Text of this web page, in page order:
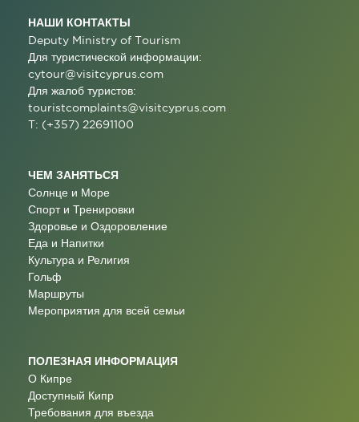
НАШИ КОНТАКТЫ
Deputy Ministry of Tourism
Для туристической информации:
cytour@visitcyprus.com
Для жалоб туристов:
touristcomplaints@visitcyprus.com
T: (+357) 22691100
ЧЕМ ЗАНЯТЬСЯ
Солнце и Море
Спорт и Тренировки
Здоровье и Оздоровление
Еда и Напитки
Культура и Религия
Гольф
Маршруты
Мероприятия для всей семьи
ПОЛЕЗНАЯ ИНФОРМАЦИЯ
О Кипре
Доступный Кипр
Требования для въезда